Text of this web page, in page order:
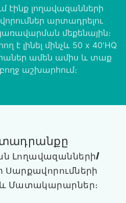
էինք լողավազանների
արտադրելու
մեքենային։
է լինել մինչև 50 x 40'HQ
ամեն ամիս և տաք
աշխարհում։
​​լողավազանների/
Սարքավորումների
Մատակարարներ։